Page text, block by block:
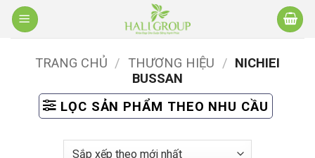
Bỏ
qua
TRANG CHỦ / THƯƠNG HIỆU / NICHIEI
BUSSAN
LỌC SẢN PHẨM THEO NHU CẦU